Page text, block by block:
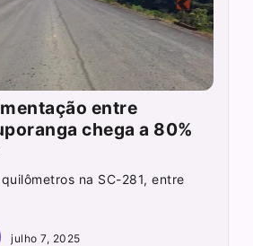
entre
chega a 80%
na SC-281, entre
julho 7, 2025